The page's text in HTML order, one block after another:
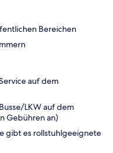
Bereichen
auf dem
LKW auf dem
Gebühren an)
gibt es rollstuhlgeeignete